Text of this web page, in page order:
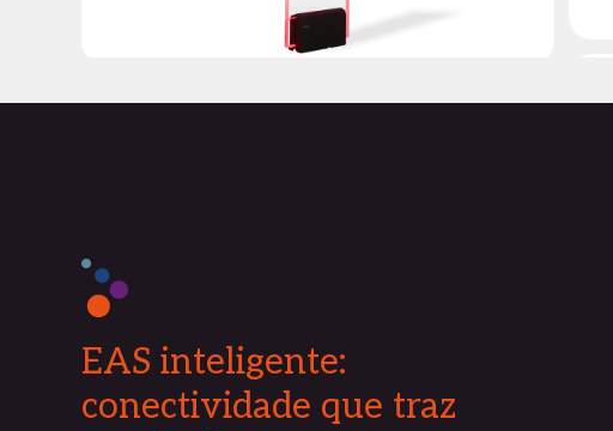
EAS inteligente:
conectividade que traz